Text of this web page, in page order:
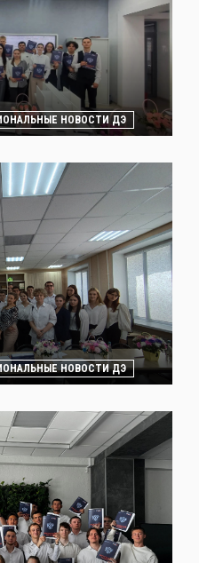
НОВОСТИ ДЭ
НОВОСТИ ДЭ